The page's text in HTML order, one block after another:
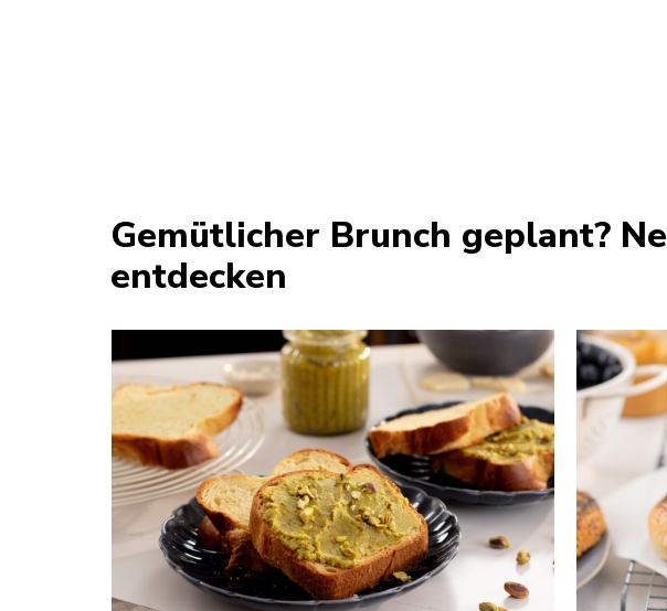
Gemütlicher Brunch geplant?
entdecken